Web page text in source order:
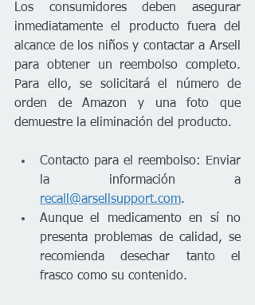
Los consumidores deben asegurar
inmediatamente el producto fuera del
alcance de los niños y contactar a Arsell
para obtener un reembolso completo.
Para ello, se solicitará el número de
orden de Amazon y una foto que
demuestre la eliminación del producto.
Contacto para el reembolso: Enviar
recall@arsellsupport.com.
Aunque el medicamento en sí no
presenta problemas de calidad, se
recomienda desechar tanto el
frasco como su contenido.